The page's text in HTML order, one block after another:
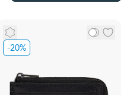
-20%